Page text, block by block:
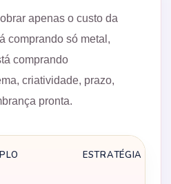
apenas o custo da
comprando só metal,
comprando
criatividade, prazo,
pronta.
ESTRATÉGIA